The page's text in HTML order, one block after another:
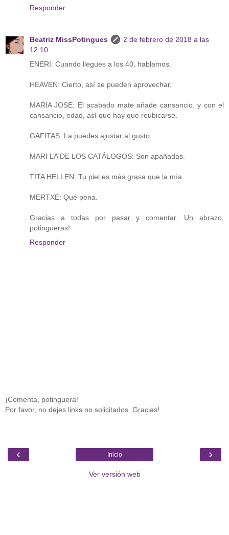
Responder
Beatriz MissPotingues
2 de febrero de 2018 a las
12:10
ENERI: Cuando llegues a los 40, hablamos.
HEAVEN: Cierto, así se pueden aprovechar.
MARIA JOSE: El acabado mate añade cansancio, y con el
cansancio, edad, así que hay que reubicarse.
GAFITAS: La puedes ajustar al gusto.
MARI LA DE LOS CATÁLOGOS: Son apañadas.
TITA HELLEN: Tu piel es más grasa que la mía.
MERTXE: Qué pena.
Gracias a todas por pasar y comentar. Un abrazo,
potingueras!
Responder
¡Comenta, potinguera!
Por favor, no dejes links no solicitados. Gracias!
‹ ›
Inicio
Ver versión web